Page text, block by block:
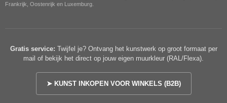
Frankrijk, Oostenrijk en Luxemburg.
Gratis service: Twijfel je? Ontvang het kunstwerk op groot formaat per
mail of bekijk het direct op jouw eigen muurkleur (RAL/Flexa).
➤ KUNST INKOPEN VOOR WINKELS (B2B)